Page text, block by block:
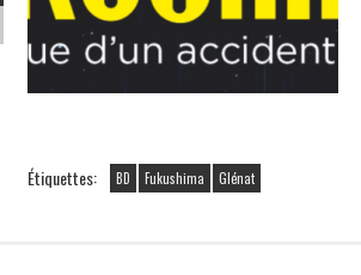
Étiquettes: BD Fukushima Glénat